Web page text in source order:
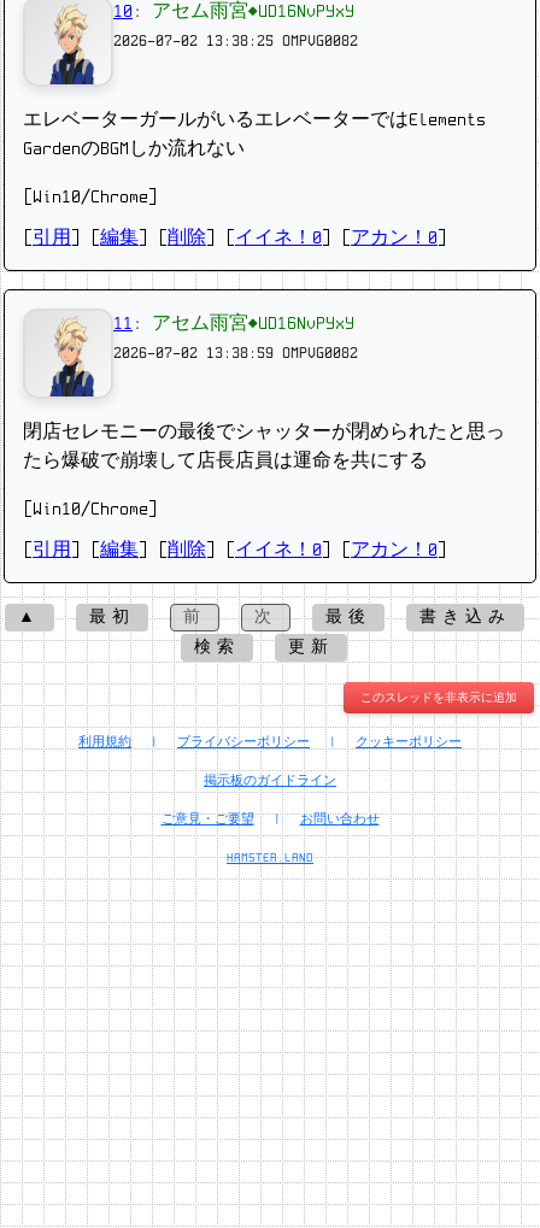
10 : アセム雨宮◆UD16NvPYxY
2026-07-02 13:38:25 OMPVG0082
エレベーターガールがいるエレベーターではElements
GardenのBGMしか流れない
[Win10/Chrome]
引用 編集 削除 イイネ！0 アカン！0
11 : アセム雨宮◆UD16NvPYxY
2026-07-02 13:38:59 OMPVG0082
閉店セレモニーの最後でシャッターが閉められたと思っ
たら爆破で崩壊して店長店員は運命を共にする
[Win10/Chrome]
引用 編集 削除 イイネ！0 アカン！0
▲ 最初 前 次 最後
書き込み
検索
更新
このスレッドを非表示に追加
利用規約 | プライバシーポリシー | クッキーポリシー
掲示板のガイドライン
ご意見・ご要望 | お問い合わせ
HAMSTER.LAND